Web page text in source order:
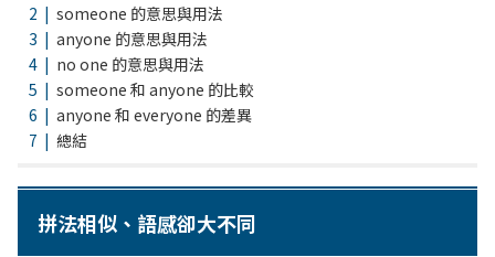
someone 的意思與用法
anyone 的意思與用法
no one 的意思與用法
someone 和 anyone 的比較
anyone 和 everyone 的差異
總結
拼法相似、語感卻大不同